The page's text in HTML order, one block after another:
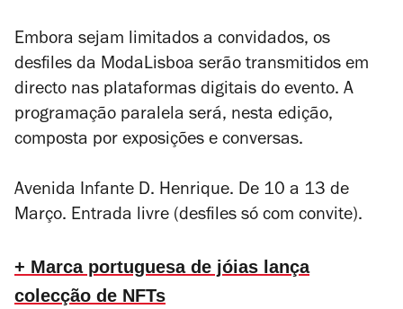
Embora sejam limitados a convidados, os
desfiles da ModaLisboa serão transmitidos em
directo nas plataformas digitais do evento. A
programação paralela será, nesta edição,
composta por exposições e conversas.
Avenida Infante D. Henrique. De 10 a 13 de
Março. Entrada livre (desfiles só com convite).
+ Marca portuguesa de jóias lança
colecção de NFTs